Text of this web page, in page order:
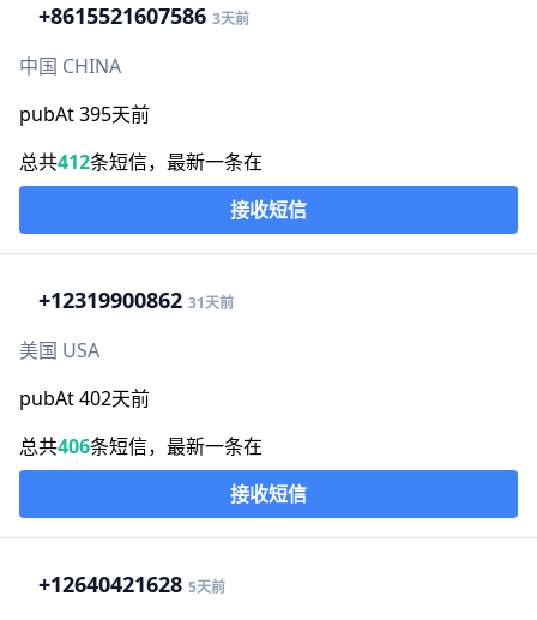
+8615521607586 3天前
中国 CHINA
pubAt 395天前
总共412条短信，最新一条在
接收短信
+12319900862 31天前
美国 USA
pubAt 402天前
总共406条短信，最新一条在
接收短信
+12640421628 5天前